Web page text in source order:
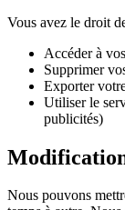
Vous avez le droit
Accéder à
Supprimer
Exporter
Utiliser le
publicités)
Nous pouvons